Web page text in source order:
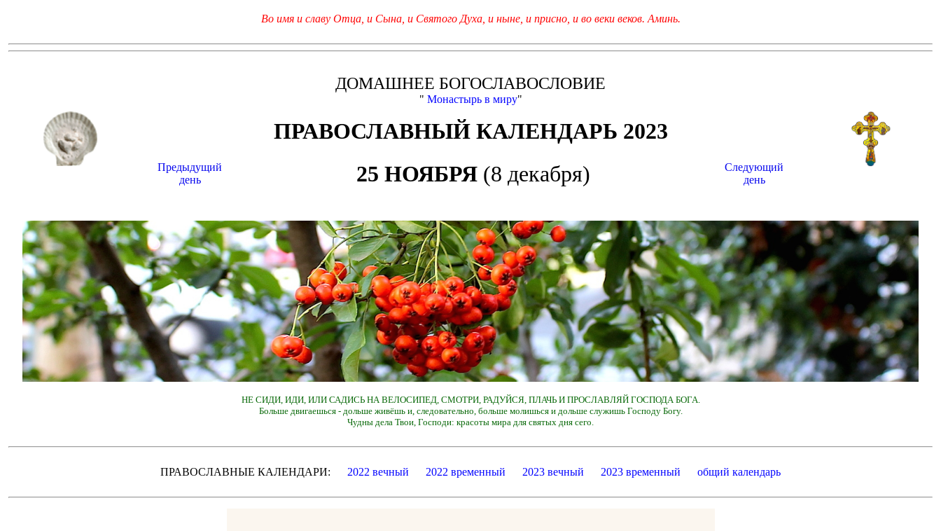
Во имя и славу Отца, и Сына, и Святого Духа, и ныне, и присно, и во веки веков. Аминь.
ДОМАШНЕЕ БОГОСЛАВОСЛОВИЕ
" Монастырь в миру"
ПРАВОСЛАВНЫЙ КАЛЕНДАРЬ 2023
Предыдущий
день
25 НОЯБРЯ (8 декабря)
Следующий
день
НЕ СИДИ, ИДИ, ИЛИ САДИСЬ НА ВЕЛОСИПЕД, СМОТРИ, РАДУЙСЯ, ПЛАЧЬ И ПРОСЛАВЛЯЙ ГОСПОДА БОГА.
Больше двигаешься - дольше живёшь и, следовательно, больше молишься и дольше служишь Господу Богу.
Чудны дела Твои, Господи: красоты мира для святых дня сего.
ПРАВОСЛАВНЫЕ КАЛЕНДАРИ: 2022 вечный 2022 временный 2023 вечный 2023 временный общий календарь